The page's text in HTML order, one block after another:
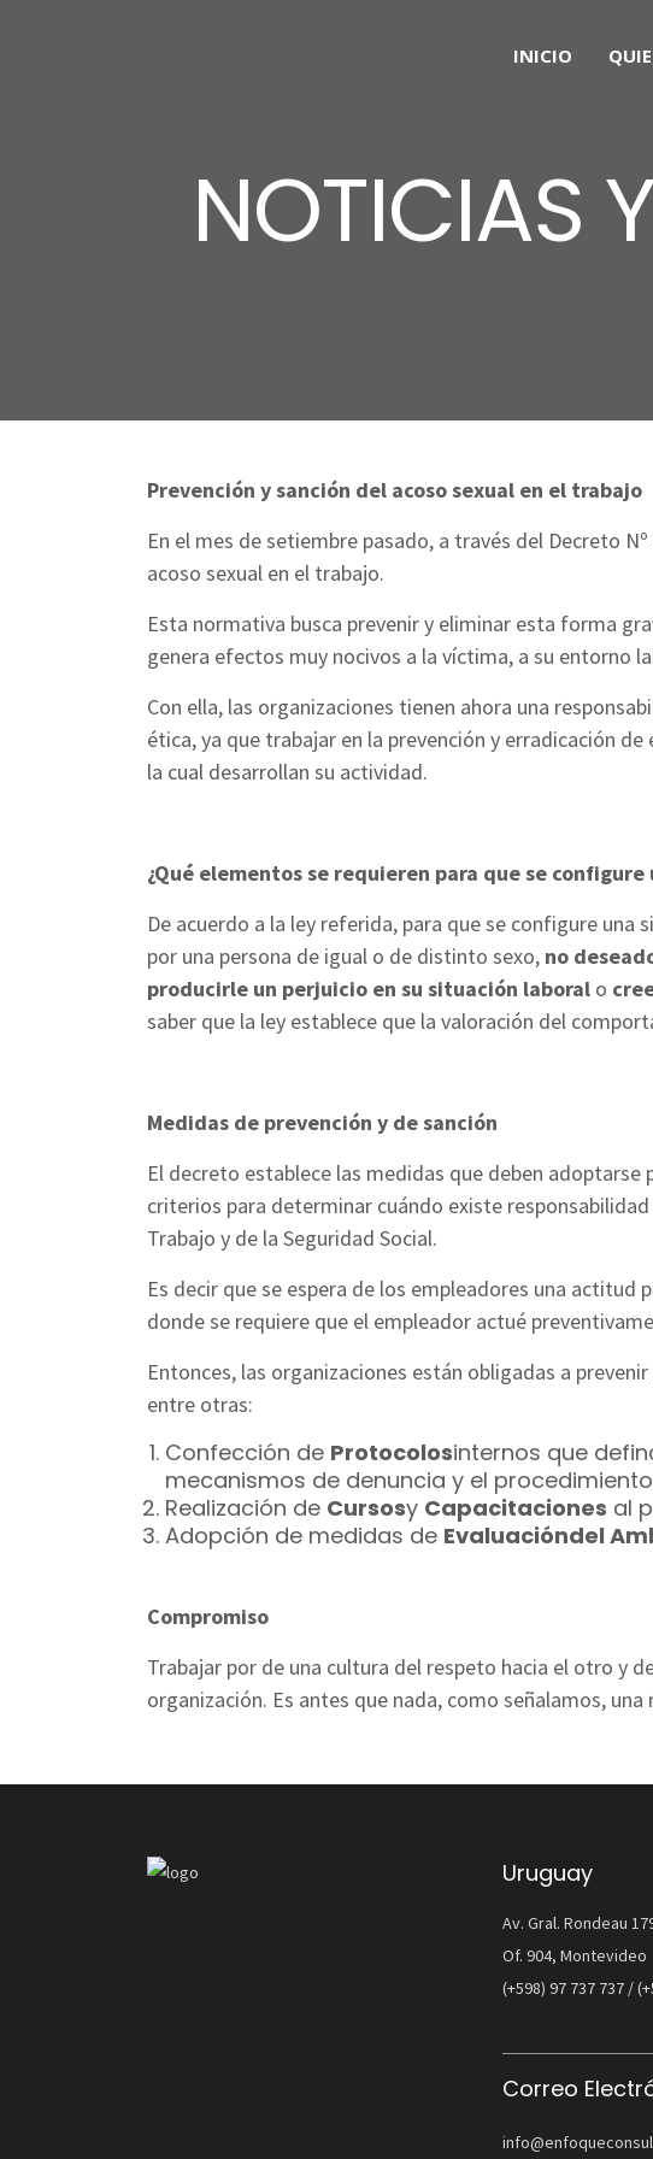
INICIO
NOTICIAS
Prevención y sanción del acoso sexual en el trabajo
En el mes de setiembre pasado, a través del Decreto
acoso sexual en el trabajo.
Esta normativa busca prevenir y eliminar esta forma
genera efectos muy nocivos a la víctima, a su entorno
Con ella, las organizaciones tienen ahora una
ética, ya que trabajar en la prevención y erradicación
la cual desarrollan su actividad.
¿Qué elementos se requieren para que se
De acuerdo a la ley referida, para que se configure una
por una persona de igual o de distinto sexo, no
producirle un perjuicio en su situación laboral o
saber que la ley establece que la valoración del
Medidas de prevención y de sanción
El decreto establece las medidas que deben
criterios para determinar cuándo existe
Trabajo y de la Seguridad Social.
Es decir que se espera de los empleadores una
donde se requiere que el empleador actué
Entonces, las organizaciones están obligadas a
entre otras:
Confección de Protocolosinternos que
mecanismos de denuncia y el
Realización de Cursosy Capacitaciones al
Adopción de medidas de Evaluacióndel
Compromiso
Trabajar por de una cultura del respeto hacia el otro y
organización. Es antes que nada, como señalamos,
Uruguay
Av. Gral. Rondeau
Of. 904, Montevideo
(+598) 97 737 737 /
Correo